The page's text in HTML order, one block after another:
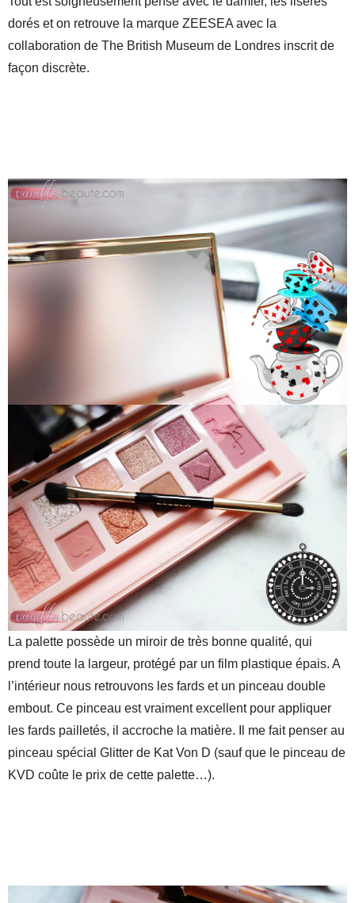
dorés et on retrouve la marque ZEESEA avec la
collaboration de The British Museum de Londres inscrit de
façon discrète.
La palette possède un miroir de très bonne qualité, qui
prend toute la largeur, protégé par un film plastique épais. A
l’intérieur nous retrouvons les fards et un pinceau double
embout. Ce pinceau est vraiment excellent pour appliquer
les fards pailletés, il accroche la matière. Il me fait penser au
pinceau spécial Glitter de Kat Von D (sauf que le pinceau de
KVD coûte le prix de cette palette…).